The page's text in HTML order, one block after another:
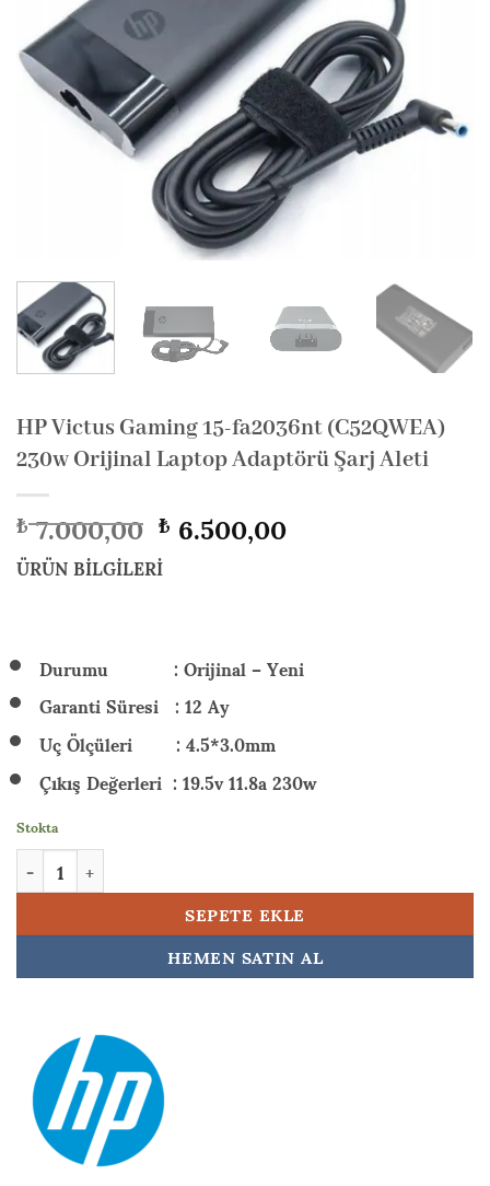
HP Victus Gaming 15-fa2036nt (C52QWEA)
230w Orijinal Laptop Adaptörü Şarj Aleti
₺7.000,00 Orijinal
fiyat:
₺ 7.000,00.
₺6.500,00Şuandaki
ÜRÜN BİLGİLERİ
Durumu : Orijinal – Yeni
Garanti Süresi : 12 Ay
Uç Ölçüleri : 4.5*3.0mm
Çıkış Değerleri : 19.5v 11.8a 230w
Stokta
HP Victus Gaming 15-fa2036nt (C52QWEA) 230w Orijinal
SEPETE EKLE
HEMEN SATIN AL